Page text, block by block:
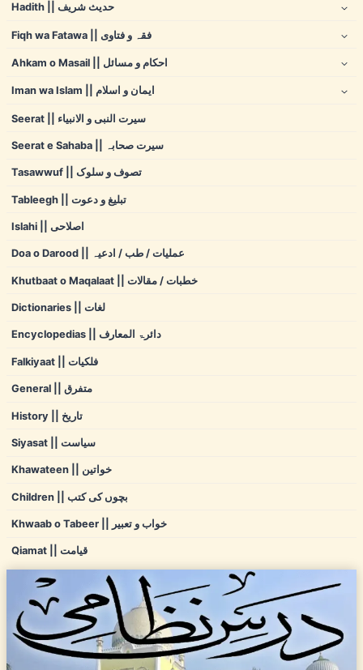
Hadith || حدیث شریف
Fiqh wa Fatawa || فقہ و فتاوی
Ahkam o Masail || احکام و مسائل
Iman wa Islam || ایمان و اسلام
Seerat || سیرت النبی و الانبیاء
Seerat e Sahaba || سیرت صحابہ
Tasawwuf || تصوف و سلوک
Tableegh || تبلیغ و دعوت
Islahi || اصلاحی
Doa o Darood || عملیات / طب / ادعیہ
Khutbaat o Maqalaat || خطبات / مقالات
Dictionaries || لغات
Encyclopedias || دائرۃ المعارف
Falkiyaat || فلکیات
General || متفرق
History || تاریخ
Siyasat || سیاست
Khawateen || خواتین
Children || بچوں کی کتب
Khwaab o Tabeer || خواب و تعبیر
Qiamat || قیامت